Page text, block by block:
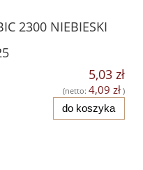
2300 NIEBIESKI
5,03 zł
(netto: 4,09 zł )
do koszyka